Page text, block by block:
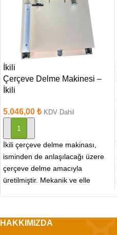
İkili
Çerçeve Delme Makinesi –
İkili
5.046,00 ₺ KDV Dahil
SEPETE EKLE
İkili çerçeve delme makinası,
isminden de anlaşılacağı üzere
çerçeve delme amacıyla
üretilmiştir. Mekanik ve elle
HAKKIMIZDA